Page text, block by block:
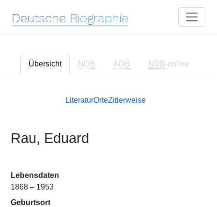
Deutsche Biographie
Übersicht NDB ADB NDB-online
LiteraturOrteZitierweise
Rau, Eduard
Lebensdaten
1868 – 1953
Geburtsort